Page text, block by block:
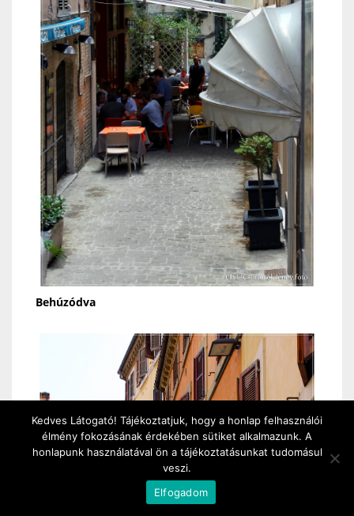
Behúzódva
Kedves Látogató! Tájékoztatjuk, hogy a honlap felhasználói
élmény fokozásának érdekében sütiket alkalmazunk. A
honlapunk használatával ön a tájékoztatásunkat tudomásul
veszi.
Elfogadom